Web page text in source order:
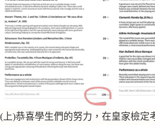
(上)恭喜學生們的努力，在皇家檢定